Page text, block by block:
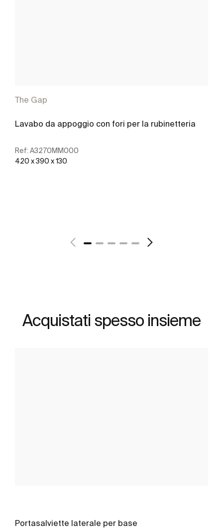
The Gap
Lavabo da appoggio con fori per la rubinetteria
Ref: A3270MM000
420 x 390 x 130
Acquistati spesso insieme
Portasalviette laterale per base